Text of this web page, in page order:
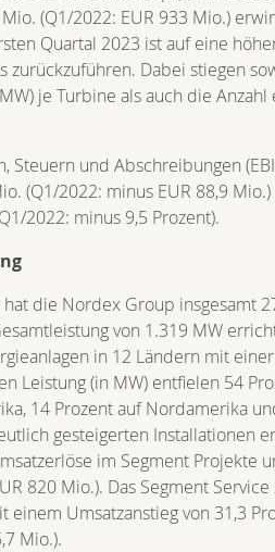
(Q1/2022: EUR 933 Mio.)
Quartal 2023 ist auf eine
zurückzuführen. Dabei stiegen
je Turbine als auch die
Steuern und Abschreibungen
(Q1/2022: minus EUR 88,9
2022: minus 9,5 Prozent).
die Nordex Group insgesamt
von 1.319 MW
in 12 Ländern mit
Leistung (in MW) entfielen 54
14 Prozent auf Nordamerika
gesteigerten Installationen
im Segment Projekte
820 Mio.). Das Segment
einem Umsatzanstieg von 31,3
Mio.).